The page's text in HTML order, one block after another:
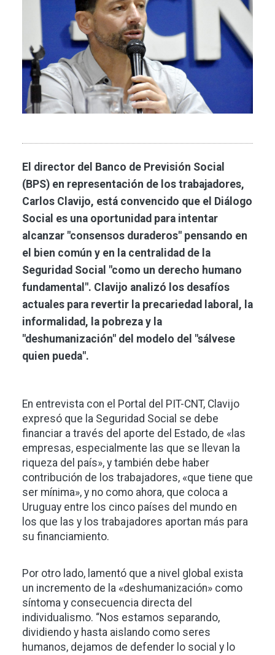
El director del Banco de Previsión Social
(BPS) en representación de los trabajadores,
Carlos Clavijo, está convencido que el Diálogo
Social es una oportunidad para intentar
alcanzar "consensos duraderos" pensando en
el bien común y en la centralidad de la
Seguridad Social "como un derecho humano
fundamental". Clavijo analizó los desafíos
actuales para revertir la precariedad laboral, la
informalidad, la pobreza y la
"deshumanización" del modelo del "sálvese
quien pueda".
En entrevista con el Portal del PIT-CNT, Clavijo
expresó que la Seguridad Social se debe
financiar a través del aporte del Estado, de «las
empresas, especialmente las que se llevan la
riqueza del país», y también debe haber
contribución de los trabajadores, «que tiene que
ser mínima», y no como ahora, que coloca a
Uruguay entre los cinco países del mundo en
los que las y los trabajadores aportan más para
su financiamiento.
Por otro lado, lamentó que a nivel global exista
un incremento de la «deshumanización» como
síntoma y consecuencia directa del
individualismo. “Nos estamos separando,
dividiendo y hasta aislando como seres
humanos, dejamos de defender lo social y lo